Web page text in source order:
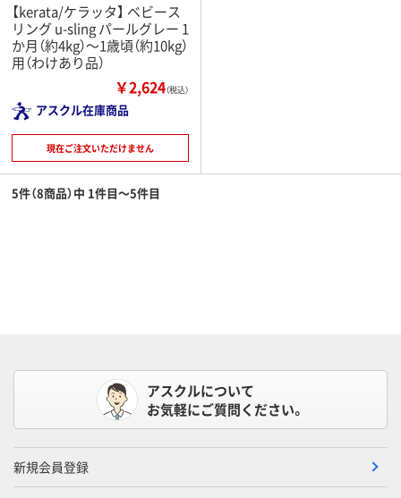
【kerata/ケラッタ】 ベビース
リング u-sling パールグレー 1
か月（約4kg）～1歳頃（約10kg）
用（わけあり品）
￥2,624（税込）
アスクル在庫商品
現在ご注文いただけません
5件（8商品）中 1件目～5件目
アスクルについて
お気軽にご質問ください。
新規会員登録